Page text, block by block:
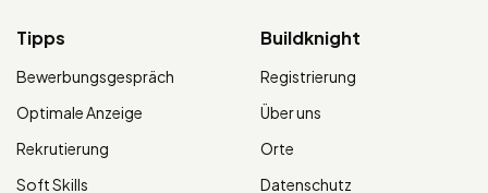
Tipps
Bewerbungsgespräch
Optimale Anzeige
Rekrutierung
Soft Skills
Buildknight
Registrierung
Über uns
Orte
Datenschutz